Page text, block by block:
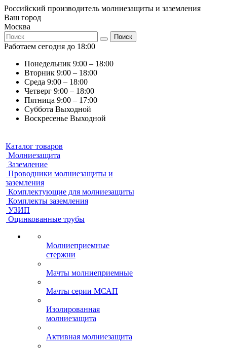
Российский производитель молниезащиты и заземления
Ваш город
Москва
Поиск
Работаем сегодня до 18:00
Понедельник 9:00 – 18:00
Вторник 9:00 – 18:00
Среда 9:00 – 18:00
Четверг 9:00 – 18:00
Пятница 9:00 – 17:00
Суббота Выходной
Воскресенье Выходной
Каталог товаров
Молниезащита
Заземление
Проводники молниезащиты и
заземления
Комплектующие для молниезащиты
Комплекты заземления
УЗИП
Оцинкованные трубы
Молниеприемные
стержни
Мачты молниеприемные
Мачты серии МСАП
Изолированная
молниезащита
Активная молниезащита